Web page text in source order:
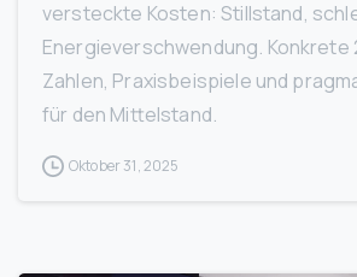
versteckte Kosten: Stillstand,
Energieverschwendung. Konkrete
Zahlen, Praxisbeispiele und
für den Mittelstand.
Oktober 31, 2025